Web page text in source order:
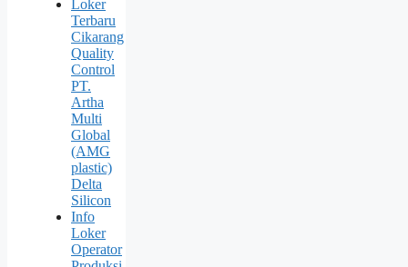
Loker
Terbaru
Cikarang
Quality
Control
PT.
Artha
Multi
Global
(AMG
plastic)
Delta
Silicon
Info
Loker
Operator